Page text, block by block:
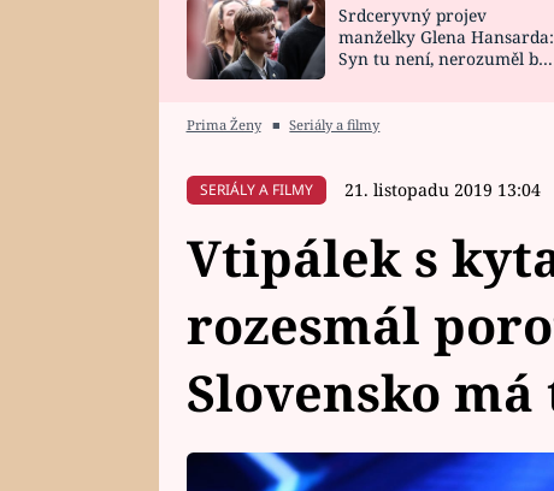
HOROSKOP NA
CELEBRITY
VAŘENÍ
Srdceryvný projev
manželky Glena Hansarda:
Syn tu není, nerozuměl by
Prima Ženy ■ Seriály a filmy
SERIÁLY A FILMY 21. listopadu 2019 13:04
Vtipálek s
rozesmál
Slovensko